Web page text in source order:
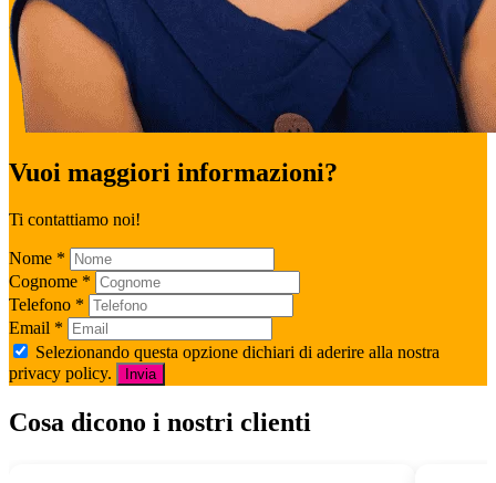
Vuoi maggiori informazioni?
Ti contattiamo noi!
Nome *
Cognome *
Telefono *
Email *
Selezionando questa opzione dichiari di aderire alla nostra
privacy policy.
Invia
Cosa dicono i nostri clienti